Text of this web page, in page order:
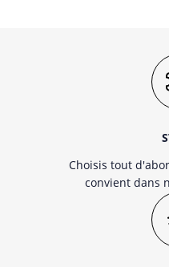
Choisis tout
convient dans